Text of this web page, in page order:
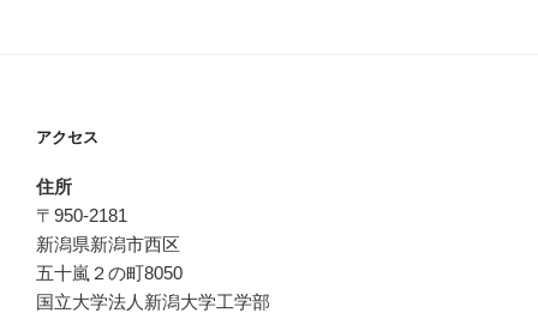
アクセス
住所
〒950-2181
新潟県新潟市西区
五十嵐２の町8050
国立大学法人新潟大学工学部